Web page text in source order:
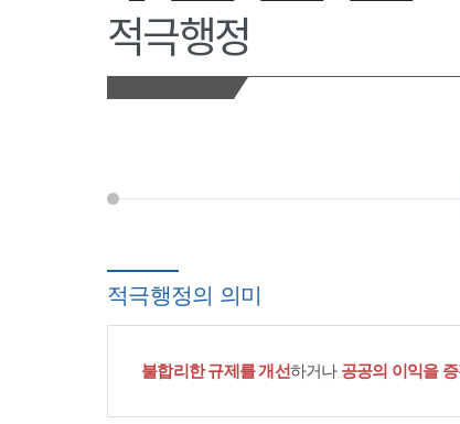
적극행정
적극행정의 의미
불합리한 규제를 개선하거나 공공의 이익을